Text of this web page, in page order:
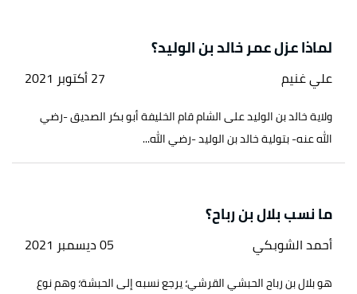
لماذا عزل عمر خالد بن الوليد؟
علي غنيم 27 أكتوبر 2021
ولاية خالد بن الوليد على الشام قام الخليفة أبو بكر الصديق -رضي
الله عنه- بتولية خالد بن الوليد -رضي الله...
ما نسب بلال بن رباح؟
أحمد الشوبكي 05 ديسمبر 2021
هو بلال بن رباح الحبشي القرشي؛ يرجع نسبه إلى الحبشة؛ وهم نوع